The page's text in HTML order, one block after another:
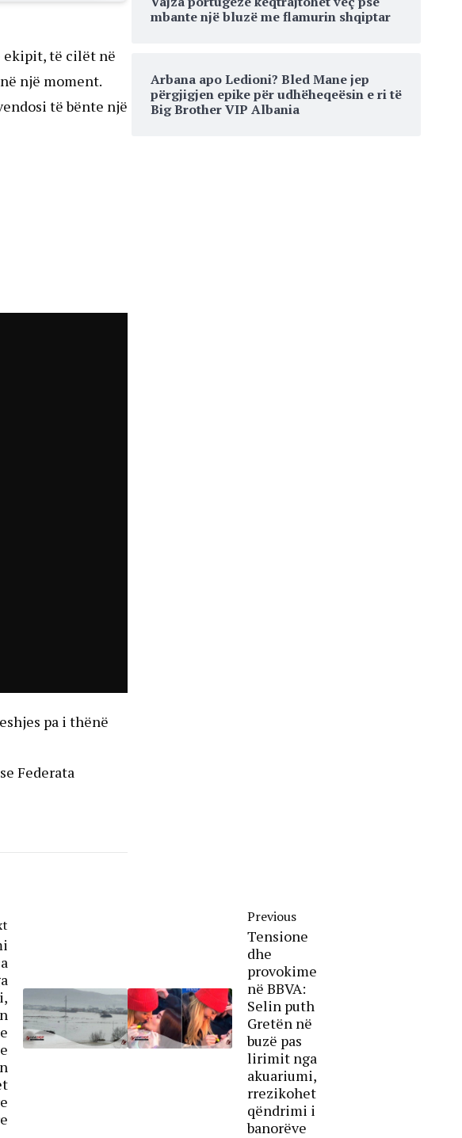
ekipit, të cilët në
një moment.
të bënte një
pa i thënë
Federata
Previous
Tensione
dhe
provokime
në BBVA:
Selin puth
Gretën në
buzë pas
lirimit nga
akuariumi,
rrezikohet
qëndrimi i
banorëve
mbante një bluzë me flamurin shqiptar
Arbana apo Ledioni? Bled Mane jep
përgjigjen epike për udhëheqeësin e ri të
Big Brother VIP Albania